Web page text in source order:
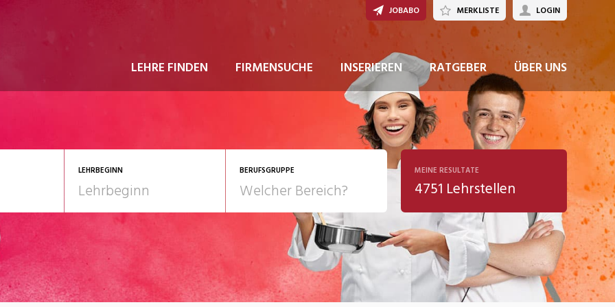
LEHRE FINDEN FIRMENSUCHE INSERIEREN RATGEBER ÜBER UNS
JOBABO MERKLISTE LOGIN
LEHRBEGINN BERUFSGRUPPE
Gesundheit/Pflege/Soziales
Telco
Kultur
MEINE RESULTATE
4751 Lehrstellen
JETZT BEWERBEN